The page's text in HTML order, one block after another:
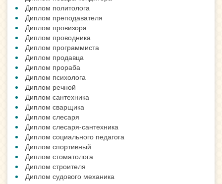
Диплом политолога
Диплом преподавателя
Диплом провизора
Диплом проводника
Диплом программиста
Диплом продавца
Диплом прораба
Диплом психолога
Диплом речной
Диплом сантехника
Диплом сварщика
Диплом слесаря
Диплом слесаря-сантехника
Диплом социального педагога
Диплом спортивный
Диплом стоматолога
Диплом строителя
Диплом судового механика